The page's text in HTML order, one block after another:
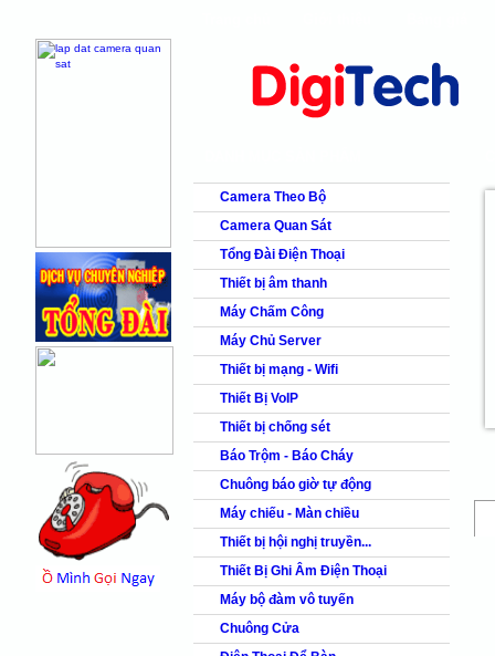
products
Camera Theo Bộ
Camera Quan Sát
Tổng Đài Điện Thoại
Thiết bị âm thanh
Máy Chấm Công
Máy Chủ Server
Thiết bị mạng - Wifi
Thiết Bị VoIP
Thiết bị chống sét
Báo Trộm - Báo Cháy
Chuông báo giờ tự động
Máy chiếu - Màn chiều
Thiết bị hội nghị truyền...
Thiết Bị Ghi Âm Điện Thoại
Máy bộ đàm vô tuyến
Chuông Cửa